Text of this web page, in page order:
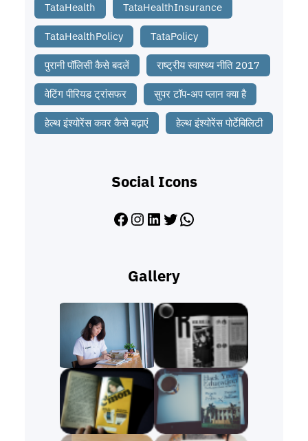
TataHealth TataHealthInsurance
TataHealthPolicy TataPolicy
पुरानी पॉलिसी कैसे बदलें राष्ट्रीय स्वास्थ्य नीति 2017
वेटिंग पीरियड ट्रांसफर सुपर टॉप-अप प्लान क्या है
हेल्थ इंश्योरेंस कवर कैसे बढ़ाएं हेल्थ इंश्योरेंस पोर्टेबिलिटी
Social Icons
Facebook Instagram LinkedIn Twitter WhatsApp
Gallery